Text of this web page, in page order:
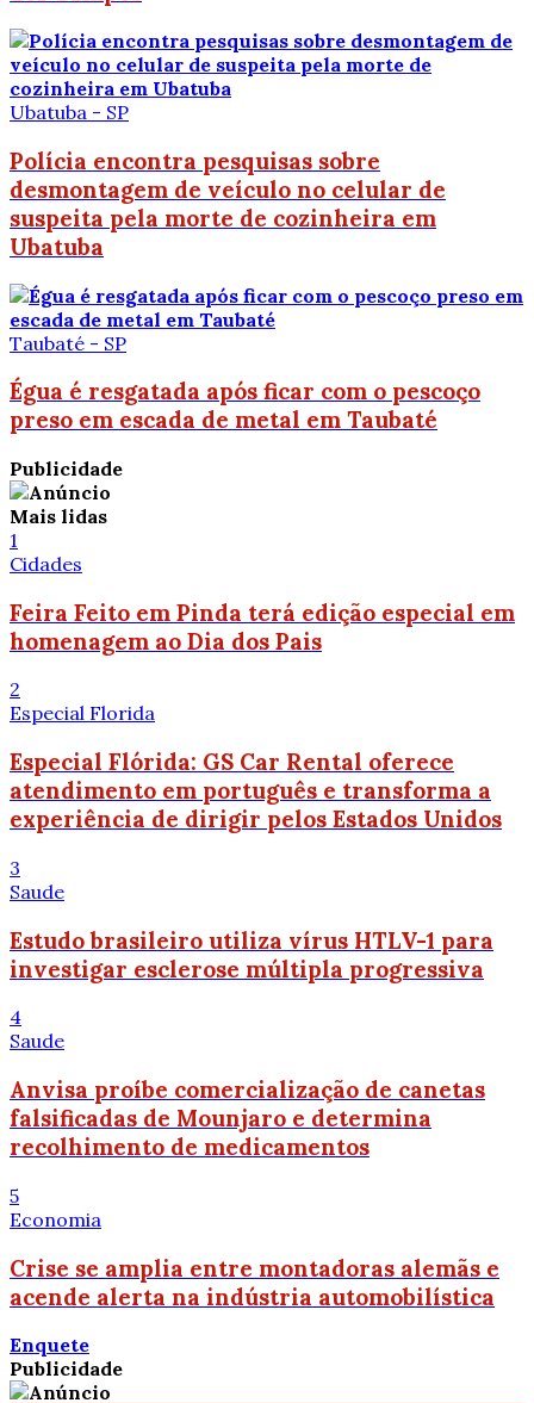
Ubatuba - SP
Polícia encontra pesquisas sobre
desmontagem de veículo no celular de
suspeita pela morte de cozinheira em
Ubatuba
Taubaté - SP
Égua é resgatada após ficar com o pescoço
preso em escada de metal em Taubaté
Publicidade
Mais lidas
1
Cidades
Feira Feito em Pinda terá edição especial em
homenagem ao Dia dos Pais
2
Especial Florida
Especial Flórida: GS Car Rental oferece
atendimento em português e transforma a
experiência de dirigir pelos Estados Unidos
3
Saude
Estudo brasileiro utiliza vírus HTLV-1 para
investigar esclerose múltipla progressiva
4
Saude
Anvisa proíbe comercialização de canetas
falsificadas de Mounjaro e determina
recolhimento de medicamentos
5
Economia
Crise se amplia entre montadoras alemãs e
acende alerta na indústria automobilística
Enquete
Publicidade